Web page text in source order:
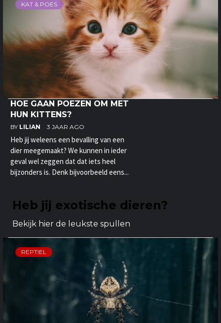
KAT & POES
HOE GAAN POEZEN OM MET
HUN KITTENS?
BY LILIAN 3 JAAR AGO
Heb jij weleens een bevalling van een
dier meegemaakt? We kunnen in ieder
geval wel zeggen dat dat iets heel
bijzonders is. Denk bijvoorbeeld eens...
Heb jij exotische dieren?
Bekijk hier de leukste spullen
REPTIEL